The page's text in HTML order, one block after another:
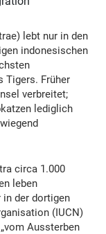
) lebt nur in den
indonesischen
Tigers. Früher
verbreitet;
lediglich
circa 1.000
leben
in der dortigen
(IUCN)
Aussterben